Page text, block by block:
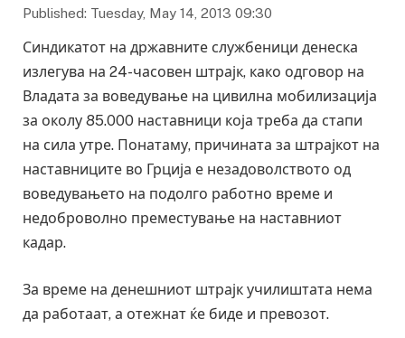
Published: Tuesday, May 14, 2013 09:30
Синдикатот на државните службеници денеска
излегува на 24-часовен штрајк, како одговор на
Владата за воведување на цивилна мобилизација
за околу 85.000 наставници која треба да стапи
на сила утре. Понатаму, причината за штрајкот на
наставниците во Грција е незадоволството од
воведувањето на подолго работно време и
недоброволно преместување на наставниот
кадар.
За време на денешниот штрајк училиштата нема
да работаат, а отежнат ќе биде и превозот.